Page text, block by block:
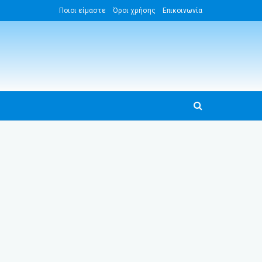
Ποιοι είμαστε Όροι χρήσης Επικοινωνία